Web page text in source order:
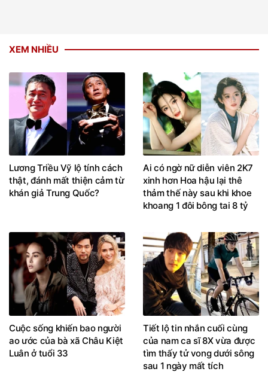
XEM NHIỀU
Lương Triều Vỹ lộ tính cách
thật, đánh mất thiện cảm từ
khán giả Trung Quốc?
Ai có ngờ nữ diễn viên 2K7
xinh hơn Hoa hậu lại thê
thảm thế này sau khi khoe
khoang 1 đôi bông tai 8 tỷ
Cuộc sống khiến bao người
ao ước của bà xã Châu Kiệt
Luân ở tuổi 33
Tiết lộ tin nhắn cuối cùng
của nam ca sĩ 8X vừa được
tìm thấy tử vong dưới sông
sau 1 ngày mất tích